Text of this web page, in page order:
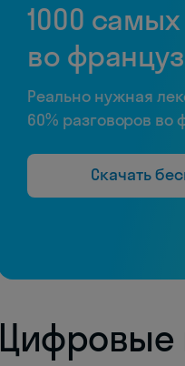
1000
во
Реально нужная
60% разговоров во
Скачать
Цифровые